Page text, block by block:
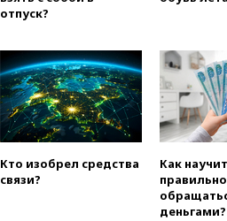
отпуск?
Кто изобрел средства
связи?
Как
правильно
деньгами?